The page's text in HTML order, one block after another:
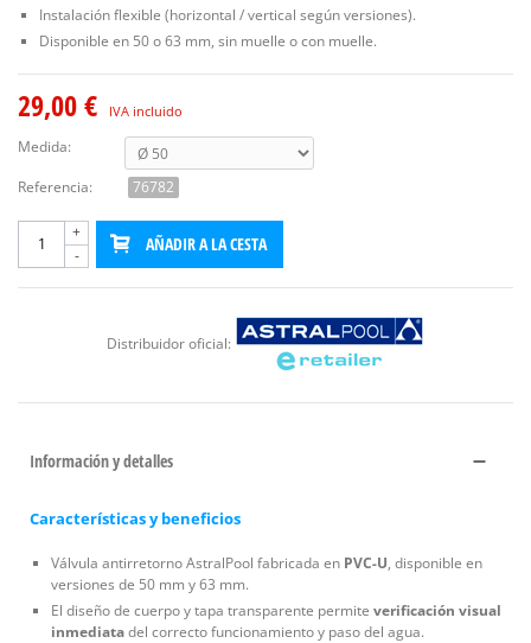
Instalación flexible (horizontal / vertical según versiones).
Disponible en 50 o 63 mm, sin muelle o con muelle.
29,00 € IVA incluido
Medida:
Referencia:
76782
-
+
AÑADIR A LA CESTA
Distribuidor oficial:
Información y detalles
Características y beneficios
Válvula antirretorno AstralPool fabricada en PVC-U, disponible en
versiones de 50 mm y 63 mm.
El diseño de cuerpo y tapa transparente permite verificación visual
inmediatadel correcto funcionamiento y paso del agua.